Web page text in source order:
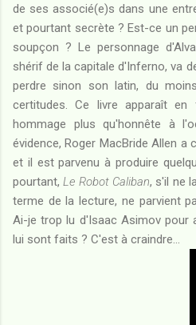
de ses associé(e)s dans une
et pourtant secrète ? Est-ce un
soupçon ? Le personnage
shérif de la capitale d'Inferno, va
perdre sinon son latin, du
certitudes. Ce livre apparaît
hommage plus qu'honnête à
évidence, Roger MacBride Allen
et il est parvenu à produire
pourtant,Le Robot Caliban, s'il ne
terme de la lecture, ne parvient
Ai-je trop lu d'Isaac Asimov pour
lui sont faits ? C'est à craindre...